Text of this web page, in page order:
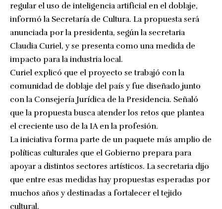
regular el uso de inteligencia artificial en el doblaje,
informó la Secretaría de Cultura. La propuesta será
anunciada por la presidenta, según la secretaria
Claudia Curiel, y se presenta como una medida de
impacto para la industria local.
Curiel explicó que el proyecto se trabajó con la
comunidad de doblaje del país y fue diseñado junto
con la Consejería Jurídica de la Presidencia. Señaló
que la propuesta busca atender los retos que plantea
el creciente uso de la IA en la profesión.
La iniciativa forma parte de un paquete más amplio de
políticas culturales que el Gobierno prepara para
apoyar a distintos sectores artísticos. La secretaria dijo
que entre esas medidas hay propuestas esperadas por
muchos años y destinadas a fortalecer el tejido
cultural.